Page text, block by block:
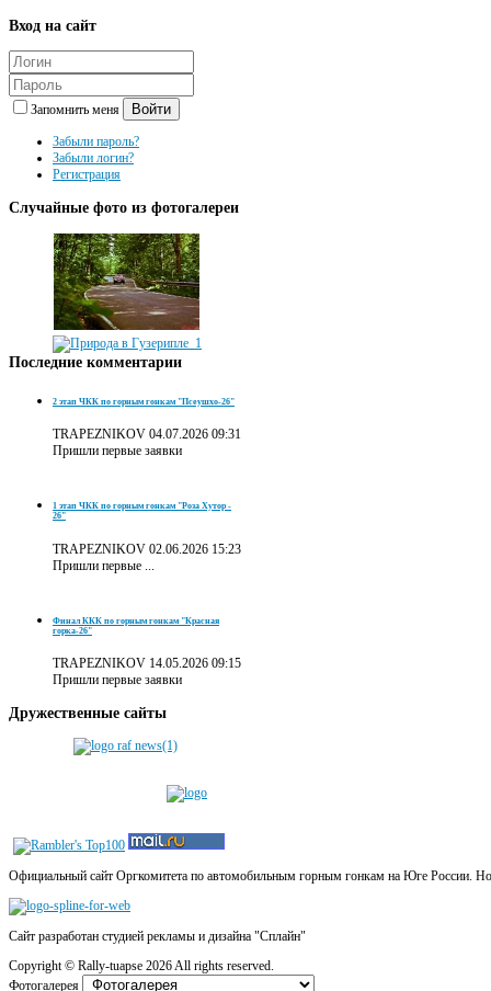
Вход на сайт
Запомнить меня Войти
Забыли пароль?
Забыли логин?
Регистрация
Случайные фото из фотогалереи
Последние комментарии
2 этап ЧКК по горным гонкам "Псеушхо-26"
TRAPEZNIKOV 04.07.2026 09:31
Пришли первые заявки
1 этап ЧКК по горным гонкам "Роза Хутор -
26"
TRAPEZNIKOV 02.06.2026 15:23
Пришли первые ...
Финал ККК по горным гонкам "Красная
горка-26"
TRAPEZNIKOV 14.05.2026 09:15
Пришли первые заявки
Дружественные сайты
Официальный сайт Оргкомитета по автомобильным горным гонкам на Юге России.
Сайт разработан студией рекламы и дизайна "Сплайн"
Copyright © Rally-tuapse 2026 All rights reserved.
Фотогалерея